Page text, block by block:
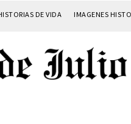
DE VIDA IMAGENES